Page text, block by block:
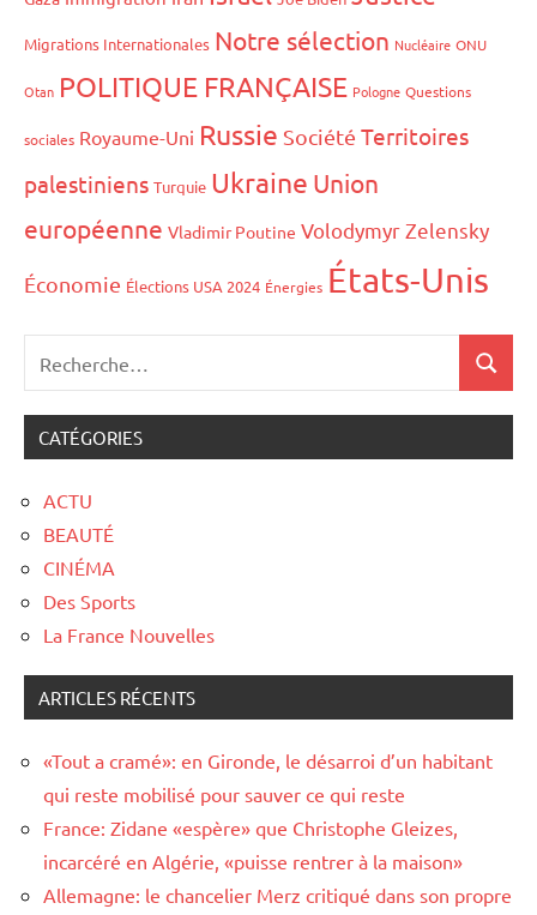
Migrations Internationales Notre sélection Nucléaire ONU
Otan POLITIQUE FRANÇAISE Pologne Questions
sociales Royaume-Uni Russie Société Territoires
palestiniens Turquie Ukraine Union
européenne Vladimir Poutine Volodymyr Zelensky
Économie Élections USA 2024 Énergies États-Unis
CATÉGORIES
ACTU
BEAUTÉ
CINÉMA
Des Sports
La France Nouvelles
ARTICLES RÉCENTS
«Tout a cramé»: en Gironde, le désarroi d’un habitant
qui reste mobilisé pour sauver ce qui reste
France: Zidane «espère» que Christophe Gleizes,
incarcéré en Algérie, «puisse rentrer à la maison»
Allemagne: le chancelier Merz critiqué dans son propre